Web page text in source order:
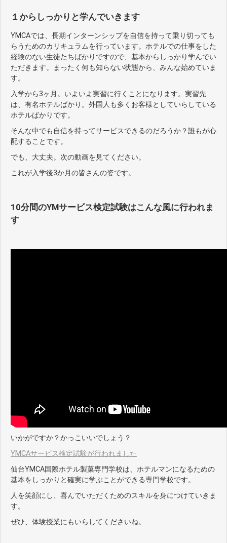
１からしっかりと学んでいきます
YMCAでは、長期インターンシップを自信を持って乗り切っても
らうためのカリキュラムを行っています。ホテルでの仕事をした
経験のない生徒たちばかりですので、基本からしっかり学んでい
ただきます。まったく何も知らない状態から、みんな始めていま
す。
入学から3ヶ月。いよいよ実習に行くことになります。実習先
は、有名ホテルばかり。外国人も多くお客様としていらしている
ホテルばかりです。
そんな中でも自信を持ってサービスできるのだろうか？誰もが心
配することです。
でも、大丈夫。次の動画を見てください。
これが入学後3か月の皆さんの姿です。
10分間のYMサービス検定試験はこんな風に行われま
す
いかがですか？かっこいいでしょう？
YMCAサービス検定試験が行われました
仙台YMCA国際ホテル製菓専門学校は、ホテルマンになるための
基本をしっかりと確実に学ぶことができる専門学校です。
人を笑顔にし、喜んでいただくためのスキルを身につけていきま
す。
ぜひ、体験授業にもいらしてくださいね。